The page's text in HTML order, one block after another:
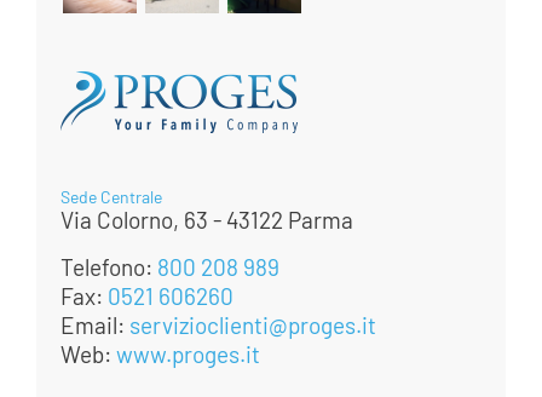
Sede Centrale
Via Colorno, 63 - 43122 Parma
Telefono: 800 208 989
Fax: 0521 606260
Email: servizioclienti@proges.it
Web: www.proges.it